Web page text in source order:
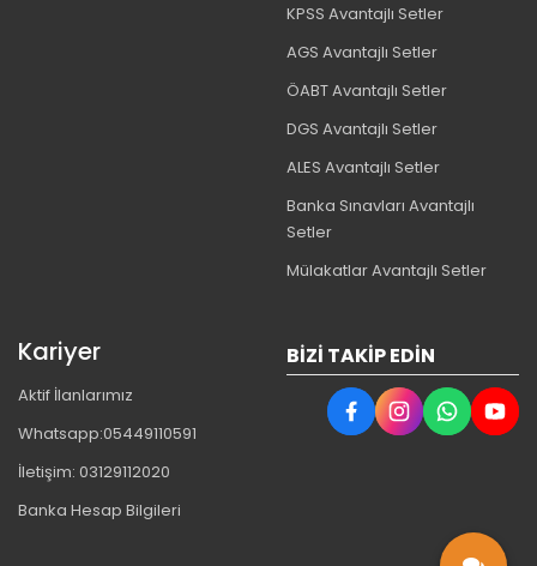
KPSS Avantajlı Setler
AGS Avantajlı Setler
ÖABT Avantajlı Setler
DGS Avantajlı Setler
ALES Avantajlı Setler
Banka Sınavları Avantajlı
Setler
Mülakatlar Avantajlı Setler
Kariyer
Aktif İlanlarımız
Whatsapp:05449110591
İletişim: 03129112020
Banka Hesap Bilgileri
BIZI TAKIP EDIN